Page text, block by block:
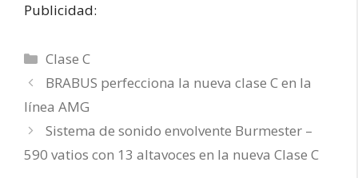
Publicidad:
Categorías
Clase C
BRABUS perfecciona la nueva clase C en la
línea AMG
Sistema de sonido envolvente Burmester –
590 vatios con 13 altavoces en la nueva Clase C